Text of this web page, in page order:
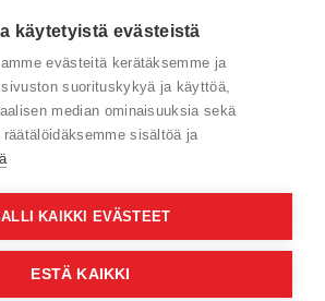
AINEISTOPANKKI
käytetyistä evästeistä
evästeitä kerätäksemme ja
suorituskykyä ja käyttöä,
median ominaisuuksia sekä
räätälöidäksemme sisältöä ja
KAIKKI EVÄSTEET
ESTÄ KAIKKI